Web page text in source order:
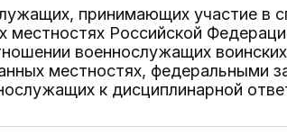
принимающих участие в
местностях Российской
военнослужащих
местностях, федеральными
к дисциплинарной